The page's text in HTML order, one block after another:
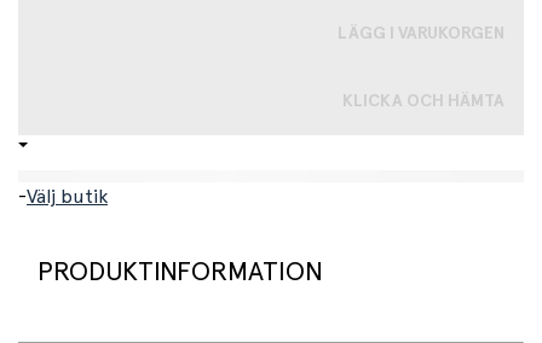
LÄGG I VARUKORGEN
KLICKA OCH HÄMTA
-Välj butik
PRODUKTINFORMATION